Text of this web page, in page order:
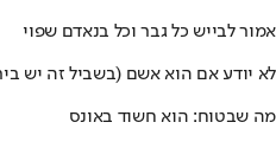
אמור לבייש כל גבר וכל בנאדם שפוי
לא יודע אם הוא אשם (בשביל זה יש
מה שבטוח: הוא חשוד באונס